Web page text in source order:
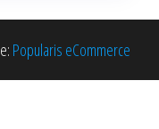
Popularis eCommerce